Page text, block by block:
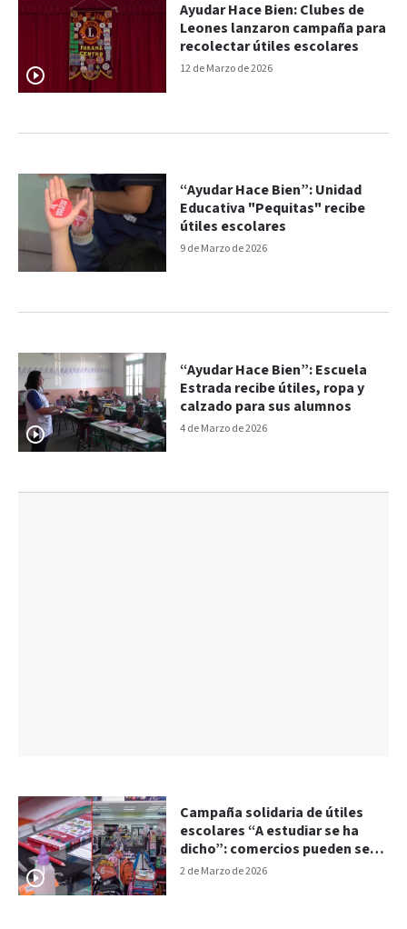
12 de Marzo de 2026
Ayudar Hace Bien: Clubes de
Leones lanzaron campaña para
recolectar útiles escolares
9 de Marzo de 2026
“Ayudar Hace Bien”: Unidad
Educativa "Pequitas" recibe
útiles escolares
4 de Marzo de 2026
“Ayudar Hace Bien”: Escuela
Estrada recibe útiles, ropa y
calzado para sus alumnos
2 de Marzo de 2026
Campaña solidaria de útiles
escolares “A estudiar se ha
dicho”: comercios pueden ser
puntos de recepción